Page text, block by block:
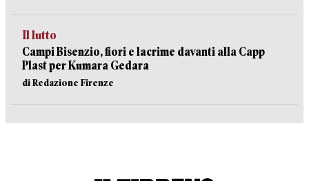
Il lutto
Campi Bisenzio, fiori e lacrime davanti alla Capp
Plast per Kumara Gedara
di Redazione Firenze